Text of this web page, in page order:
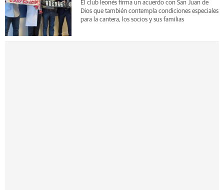
El club leonés firma un acuerdo con San Juan de
Dios que también contempla condiciones especiales
para la cantera, los socios y sus familias